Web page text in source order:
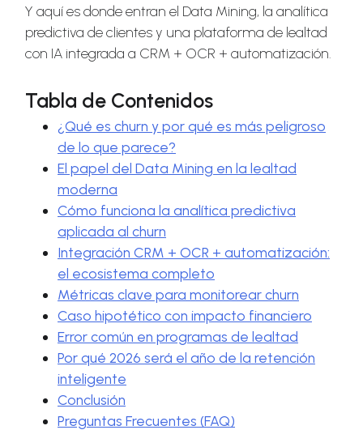
Y aquí es donde entran el Data Mining, la analítica
predictiva de clientes y una plataforma de lealtad
con IA integrada a CRM + OCR + automatización.
Tabla de Contenidos
¿Qué es churn y por qué es más peligroso
de lo que parece?
El papel del Data Mining en la lealtad
moderna
Cómo funciona la analítica predictiva
aplicada al churn
Integración CRM + OCR + automatización:
el ecosistema completo
Métricas clave para monitorear churn
Caso hipotético con impacto financiero
Error común en programas de lealtad
Por qué 2026 será el año de la retención
inteligente
Conclusión
Preguntas Frecuentes (FAQ)